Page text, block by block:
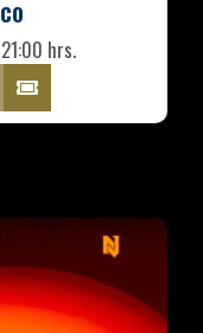
hrs.